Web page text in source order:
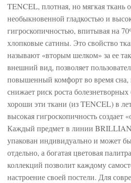
TENCEL, плотная, но мягкая ткань
необыкновенной гладкостью и
гигроскопичностью, впитывая на
хлопковые сатины. Это свойство
называют «вторым шелком» за ее
внешний вид, позволяет
повышенный комфорт во время сна,
снижает риск роста
хороши эти ткани (из TENCEL) в
высокая гигроскопичность
Каждый предмет в линии
упакован индивидуально и может
отдельно, а богатая цветовая
коллекций позволит каждому
настроение своей постели. Для